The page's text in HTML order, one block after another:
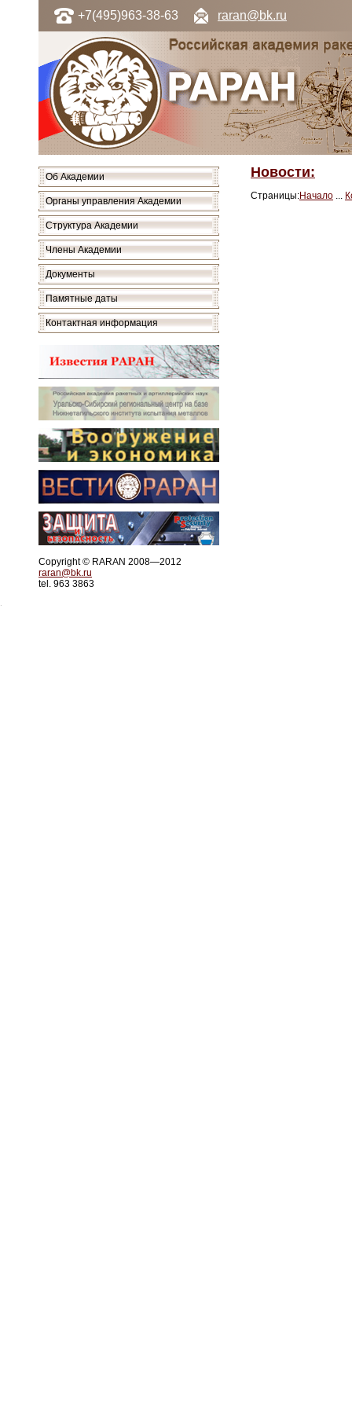
+7(495)963-38-63 raran@bk.ru
Об Академии
Органы управления Академии
Структура Академии
Члены Академии
Документы
Памятные даты
Контактная информация
Новости:
Страницы:Начало ...
Copyright © RARAN 2008—2012
raran@bk.ru
tel. 963 3863